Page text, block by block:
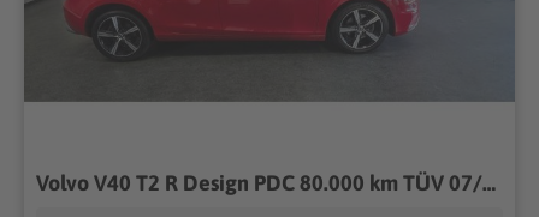
Volvo V40 T2 R Design PDC 80.000 km TÜV 07/2028